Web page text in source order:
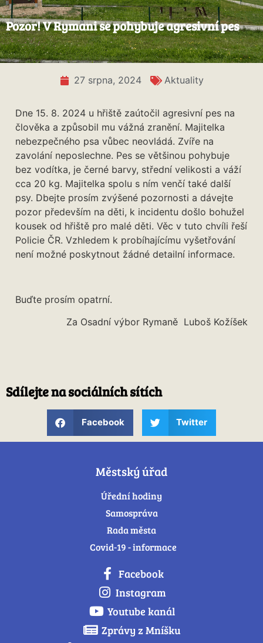
Pozor! V Rymani se pohybuje agresivní pes
27 srpna, 2024 Aktuality
Dne 15. 8. 2024 u hřiště zaútočil agresivní pes na
člověka a způsobil mu vážná zranění. Majitelka
nebezpečného psa vůbec neovládá. Zvíře na
zavolání neposlechne. Pes se většinou pohybuje
bez vodítka, je černé barvy, střední velikosti a váží
cca 20 kg. Majitelka spolu s ním venčí také další
psy. Dbejte prosím zvýšené pozornosti a dávejte
pozor především na děti, k incidentu došlo bohužel
kousek od hřiště pro malé děti. Věc v tuto chvíli řeší
Policie ČR. Vzhledem k probíhajícímu vyšetřování
není možné poskytnout žádné detailní informace.
Buďte prosím opatrní.
Za Osadní výbor Rymaně Luboš Kožíšek
Sdílejte na sociálních sítích
Facebook Twitter
Městský úřad
Úřední hodiny
Samospráva
Rada města
Covid-19 - informace
Facebook
Instagram
Youtube kanál
Zprávy z Mníšku